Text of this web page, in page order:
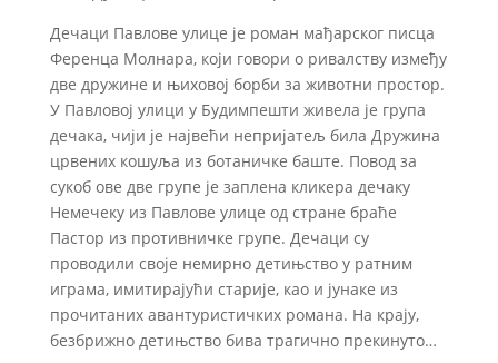
Дечаци Павлове улице је роман мађарског писца
Ференца Молнара, који говори о ривалству између
две дружине и њиховој борби за животни простор.
У Павловој улици у Будимпешти живела је група
дечака, чији је највећи непријатељ била Дружина
црвених кошуља из ботаничке баште. Повод за
сукоб ове две групе је заплена кликера дечаку
Немечеку из Павлове улице од стране браће
Пастор из противничке групе. Дечаци су
проводили своје немирно детињство у ратним
играма, имитирајући старије, као и јунаке из
прочитаних авантуристичких романа. На крају,
безбрижно детињство бива трагично прекинуто…